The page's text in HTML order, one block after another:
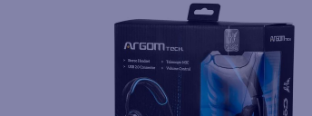
dove serum crema
head and shoulders
herbal rosa
aceite